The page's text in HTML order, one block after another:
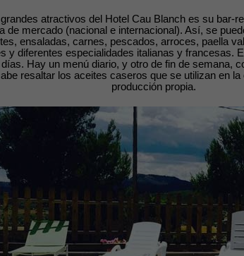
atractivos del Hotel Cau Blanch es su bar-
de mercado (nacional e internacional). Así, se
ensaladas, carnes, pescados, arroces, paella
y diferentes especialidades italianas y francesas.
Hay un menú diario, y otro de fin de semana,
resaltar los aceites caseros que se utilizan en
producción propia.